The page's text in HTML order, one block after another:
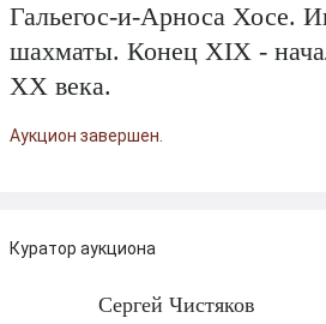
Гальегос-и-Арноса Хосе.
шахматы. Конец XIX -
XX века.
Аукцион завершен.
Куратор аукциона
Сергей Чистяков